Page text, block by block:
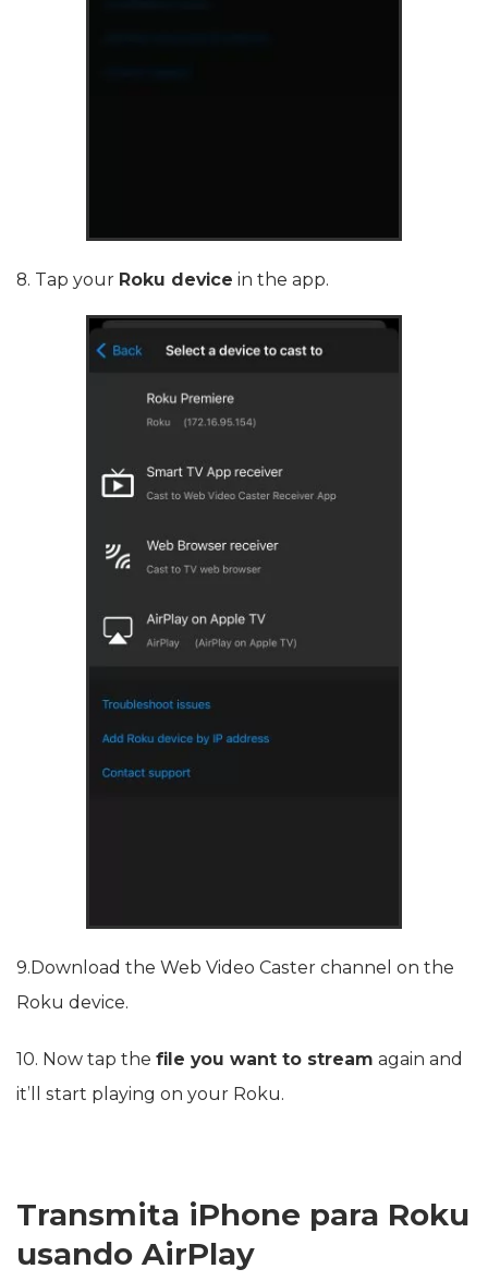
8. Tap your Roku device in the app.
9.Download the Web Video Caster channel on the
Roku device.
10. Now tap the file you want to stream again and
it’ll start playing on your Roku.
Transmita iPhone para Roku
usando AirPlay